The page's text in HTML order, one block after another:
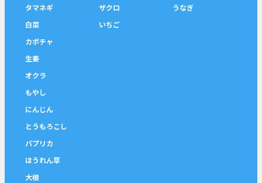
タマネギ
白菜
カボチャ
生姜
オクラ
もやし
にんじん
とうもろこし
パプリカ
ほうれん草
大根
ザクロ
いちご
うなぎ